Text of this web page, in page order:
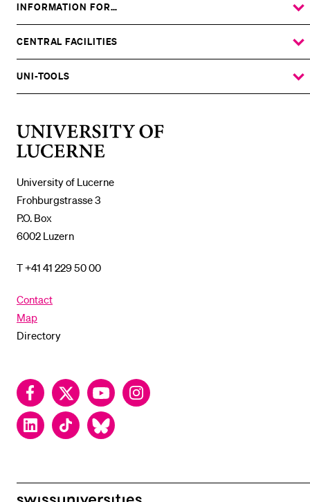
University of Lucerne
Frohburgstrasse 3
P.O. Box
6002 Luzern
T +41 41 229 50 00
Contact
Map
Directory
FacebookTwitter YouTubeInstagram
LinkedInTikTok Bluesky
INFORMATION FOR…
THE
SUBMENU
CENTRAL FACILITIES
THE
SUBMENU
UNI-TOOLS
THE